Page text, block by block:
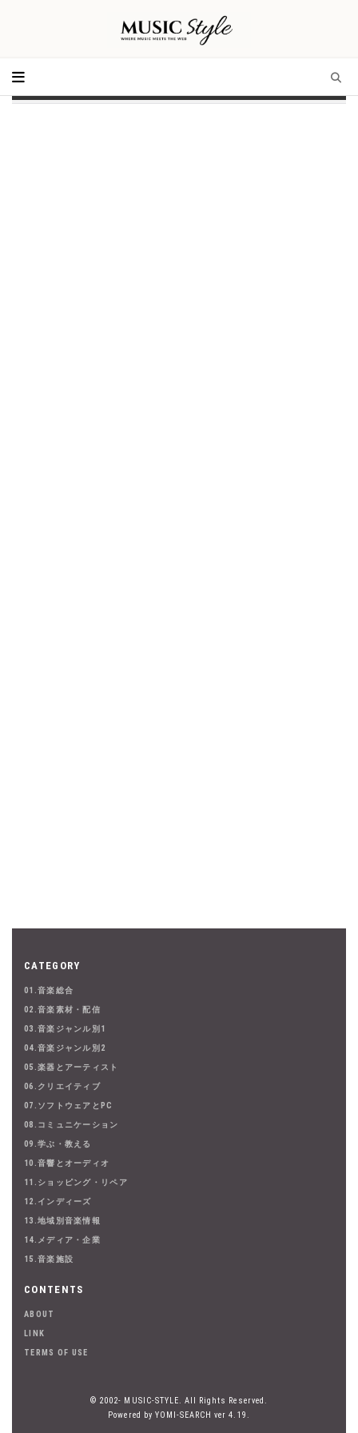
CATEGORY
01.音楽総合
02.音楽素材・配信
03.音楽ジャンル別1
04.音楽ジャンル別2
05.楽器とアーティスト
06.クリエイティブ
07.ソフトウェアとPC
08.コミュニケーション
09.学ぶ・教える
10.音響とオーディオ
11.ショッピング・リペア
12.インディーズ
13.地域別音楽情報
14.メディア・企業
15.音楽施設
CONTENTS
ABOUT
LINK
TERMS OF USE
© 2002- MUSIC-STYLE. All Rights Reserved.
Powered by YOMI-SEARCH ver 4.19.